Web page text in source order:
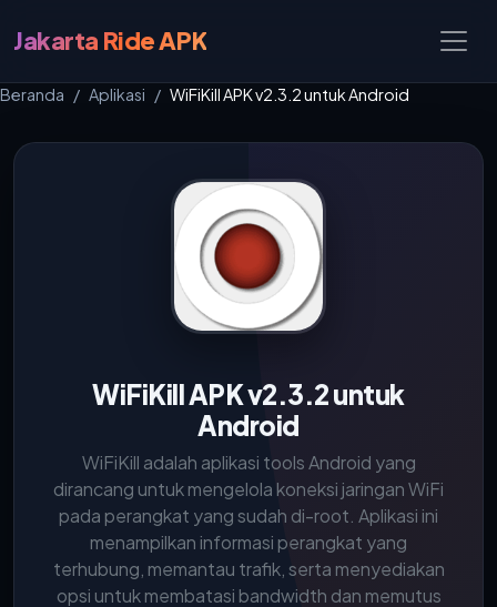
Jakarta Ride APK
Beranda Aplikasi WiFiKill APK v2.3.2 untuk Android
WiFiKill APK v2.3.2 untuk
Android
WiFiKill adalah aplikasi tools Android yang
dirancang untuk mengelola koneksi jaringan WiFi
pada perangkat yang sudah di-root. Aplikasi ini
menampilkan informasi perangkat yang
terhubung, memantau trafik, serta menyediakan
opsi untuk membatasi bandwidth dan memutus